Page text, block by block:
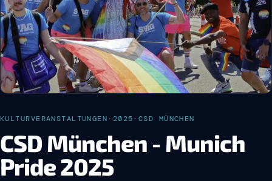
KULTURVERANSTALTUNGEN · 2025 · CSD MÜNCHEN
CSD München - Munich
Pride 2025